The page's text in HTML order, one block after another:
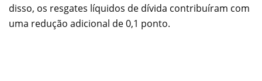
disso, os resgates líquidos de dívida contribuíram com
uma redução adicional de 0,1 ponto.